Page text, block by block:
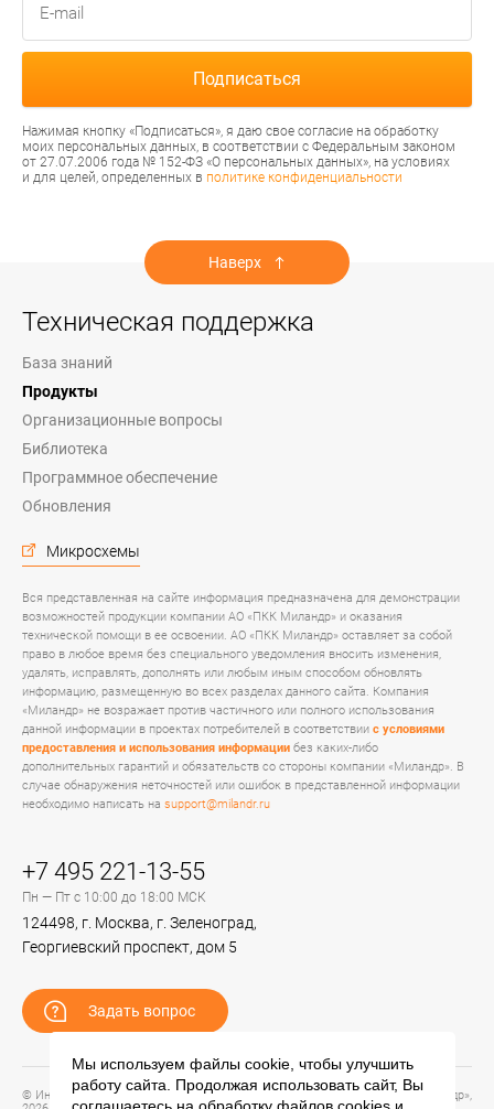
Нажимая кнопку «Подписаться», я даю свое согласие на обработку
моих персональных данных, в соответствии с Федеральным законом
от 27.07.2006 года № 152-ФЗ «О персональных данных», на условиях
и для целей, определенных в политике конфиденциальности
Наверх
Техническая поддержка
База знаний
Продукты
Организационные вопросы
Библиотека
Программное обеспечение
Обновления
Микросхемы
Вся представленная на сайте информация предназначена для демонстрации
возможностей продукции компании АО «ПКК Миландр» и оказания
технической помощи в ее освоении. АО «ПКК Миландр» оставляет за собой
право в любое время без специального уведомления вносить изменения,
удалять, исправлять, дополнять или любым иным способом обновлять
информацию, размещенную во всех разделах данного сайта. Компания
«Миландр» не возражает против частичного или полного использования
данной информации в проектах потребителей в соответствии с условиями
предоставления и использования информации без каких-либо
дополнительных гарантий и обязательств со стороны компании «Миландр». В
случае обнаружения неточностей или ошибок в представленной информации
необходимо написать на support@milandr.ru
+7 495 221-13-55
Пн — Пт с 10:00 до 18:00 МСК
124498, г. Москва, г. Зеленоград,
Георгиевский проспект, дом 5
Задать вопрос
© Информационный портал технической поддержки ЦП ИС АО «ПКК Миландр»,
Мы используем файлы cookie, чтобы улучшить
работу сайта. Продолжая использовать сайт, Вы